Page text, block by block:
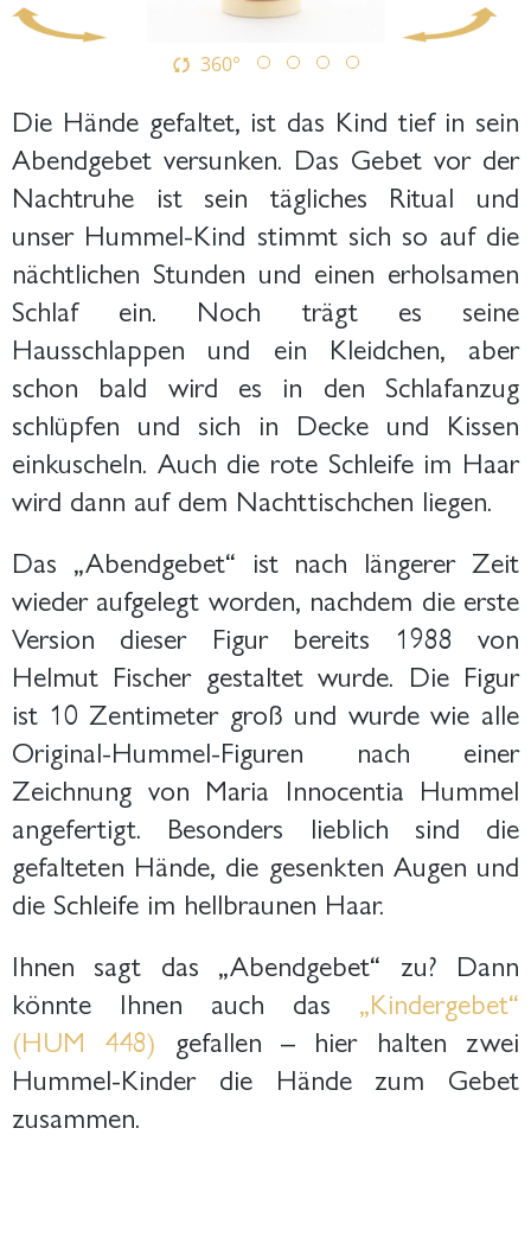
360°
Die Hände gefaltet, ist das Kind tief in sein
Abendgebet versunken. Das Gebet vor der
Nachtruhe ist sein tägliches Ritual und
unser Hummel-Kind stimmt sich so auf die
nächtlichen Stunden und einen erholsamen
Schlaf ein. Noch trägt es seine
Hausschlappen und ein Kleidchen, aber
schon bald wird es in den Schlafanzug
schlüpfen und sich in Decke und Kissen
einkuscheln. Auch die rote Schleife im Haar
wird dann auf dem Nachttischchen liegen.
Das „Abendgebet“ ist nach längerer Zeit
wieder aufgelegt worden, nachdem die erste
Version dieser Figur bereits 1988 von
Helmut Fischer gestaltet wurde. Die Figur
ist 10 Zentimeter groß und wurde wie alle
Original-Hummel-Figuren nach einer
Zeichnung von Maria Innocentia Hummel
angefertigt. Besonders lieblich sind die
gefalteten Hände, die gesenkten Augen und
die Schleife im hellbraunen Haar.
Ihnen sagt das „Abendgebet“ zu? Dann
könnte Ihnen auch das „Kindergebet“
(HUM 448) gefallen – hier halten zwei
Hummel-Kinder die Hände zum Gebet
zusammen.